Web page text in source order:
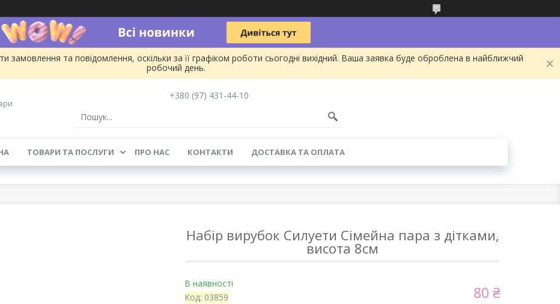
та повідомлення, оскільки за її графіком роботи сьогодні вихідний. Ваша заявка буде оброблена в найближчий
робочий день.
+380 (97) 431-44-10
ТОВАРИ ТА ПОСЛУГИ ПРО НАС КОНТАКТИ ДОСТАВКА ТА ОПЛАТА
Набір вирубок Силуети Сімейна пара з дітками,
висота 8см
В наявності
Код: 03859 80 ₴